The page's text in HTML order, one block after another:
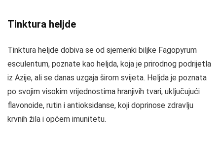
Tinktura heljde
Tinktura heljde dobiva se od sjemenki biljke Fagopyrum
esculentum, poznate kao heljda, koja je prirodnog podrijetla
iz Azije, ali se danas uzgaja širom svijeta. Heljda je poznata
po svojim visokim vrijednostima hranjivih tvari, uključujući
flavonoide, rutin i antioksidanse, koji doprinose zdravlju
krvnih žila i općem imunitetu.